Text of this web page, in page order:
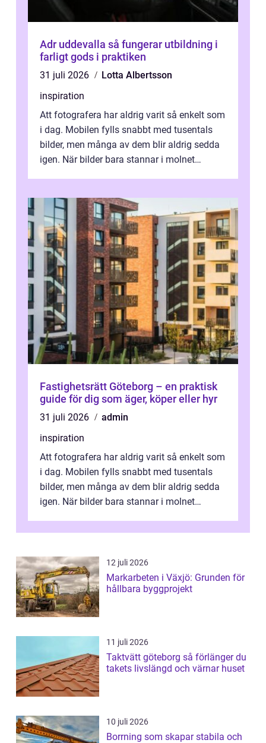
Adr uddevalla så fungerar utbildning i
farligt gods i praktiken
31 juli 2026
Lotta Albertsson
inspiration
Att fotografera har aldrig varit så enkelt som
i dag. Mobilen fylls snabbt med tusentals
bilder, men många av dem blir aldrig sedda
igen. När bilder bara stannar i molnet
Fastighetsrätt Göteborg – en praktisk
guide för dig som äger, köper eller hyr
31 juli 2026
admin
inspiration
Att fotografera har aldrig varit så enkelt som
i dag. Mobilen fylls snabbt med tusentals
bilder, men många av dem blir aldrig sedda
igen. När bilder bara stannar i molnet
12 juli 2026
Markarbeten i Växjö: Grunden för
hållbara byggprojekt
11 juli 2026
Taktvätt göteborg så förlänger du
takets livslängd och värnar huset
10 juli 2026
Borrning som skapar stabila och